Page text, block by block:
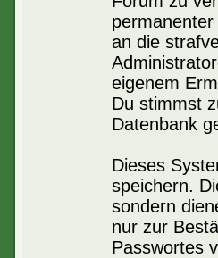
an die
eigenem
Du stimmst
Datenbank
Dieses
speichern.
sondern
nur zur
Passwortes